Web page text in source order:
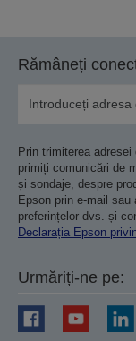
Rămâneți
Prin trimiterea
primiți comunicări de
și sondaje, despre
Epson prin e-mail
preferințelor dvs. și
Declarația Epson
Urmăriți-ne pe: